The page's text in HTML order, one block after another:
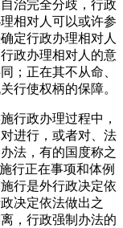
治完全分歧，行政
相对人可以或许参
定行政办理相对人
政办理相对人的意
；正在其不从命、
行使权柄的保障。
政办理过程中，
进行，或者对、法
法，有的国度称之
行正在事项和体例
行是外行政决定依
决定依法做出之
，行政强制办法的